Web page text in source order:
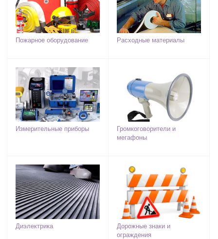
Пожарное оборудование Расходные материалы
Измерительные приборы
Громкоговорители и
мегафоны
Диэлектрика
Дорожные знаки и
ограждения